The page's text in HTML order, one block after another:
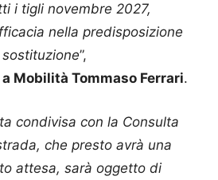
i tigli novembre 2027,
nella predisposizione
sostituzione”,
a Mobilità Tommaso Ferrari.
condivisa con la Consulta
che presto avrà una
attesa, sarà oggetto di